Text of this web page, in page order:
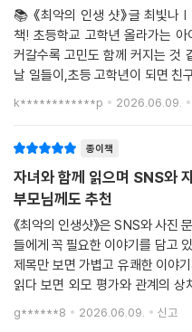
📚 《최악의 인생 샷》글 최빛나
책! 초등학교 고학년 올라가는 아
커갈수록 고민도 함께 커지는 것
날 일들이,초등 고학년이 되면 친
서 훨씬 복잡해지더라고요.《최악
k************p 2026.06.09.
종이책
자녀와 함께 읽으며 SNS와
부모님께도 추천
《최악의 인생샷》은 SNS와 사진
들에게 꼭 필요한 이야기를 담고
제목만 보면 가볍고 유쾌한 이야
읽다 보면 외모 평가와 관계의 상
한 깊은 고민을 만나게 됩니다.
이들의 현실을 매우 생생하게 담
g******8 2026.06.09. 신고